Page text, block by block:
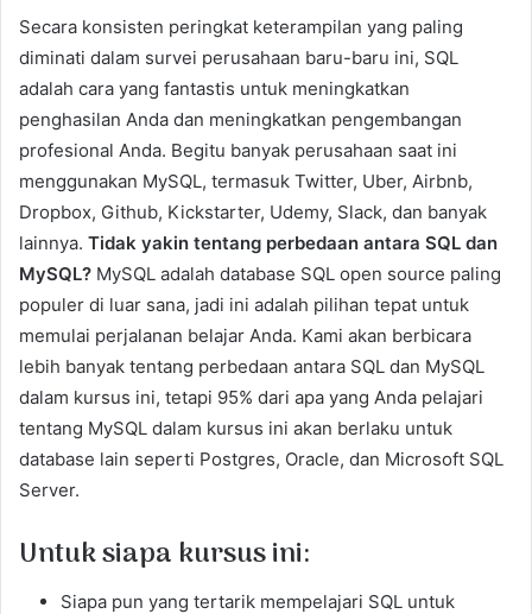
Secara konsisten peringkat keterampilan yang paling
diminati dalam survei perusahaan baru-baru ini, SQL
adalah cara yang fantastis untuk meningkatkan
penghasilan Anda dan meningkatkan pengembangan
profesional Anda. Begitu banyak perusahaan saat ini
menggunakan MySQL, termasuk Twitter, Uber, Airbnb,
Dropbox, Github, Kickstarter, Udemy, Slack, dan banyak
lainnya. Tidak yakin tentang perbedaan antara SQL dan
MySQL? MySQL adalah database SQL open source paling
populer di luar sana, jadi ini adalah pilihan tepat untuk
memulai perjalanan belajar Anda. Kami akan berbicara
lebih banyak tentang perbedaan antara SQL dan MySQL
dalam kursus ini, tetapi 95% dari apa yang Anda pelajari
tentang MySQL dalam kursus ini akan berlaku untuk
database lain seperti Postgres, Oracle, dan Microsoft SQL
Server.
Untuk siapa kursus ini:
Siapa pun yang tertarik mempelajari SQL untuk